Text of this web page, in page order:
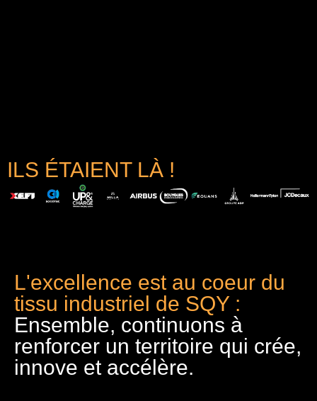
ILS ÉTAIENT LÀ !
L'excellence est au coeur du
tissu industriel de SQY :
Ensemble, continuons à
renforcer un territoire qui crée,
innove et accélère.